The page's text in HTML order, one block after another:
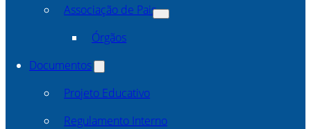
Associação de Pais
Órgãos
Documentos
Projeto Educativo
Regulamento Interno